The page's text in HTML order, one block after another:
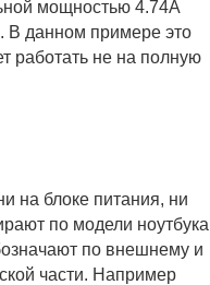
мощностью 4.74А
В данном примере это
работать не на полную
на блоке питания, ни
по модели ноутбука
по внешнему и
части. Например